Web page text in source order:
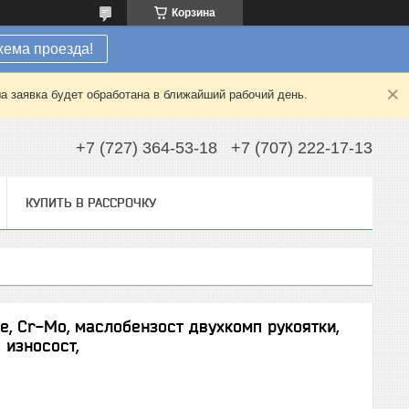
Корзина
проезда!
будет обработана в ближайший рабочий день.
+7 (727) 364-53-18 +7 (707) 222-17-13
КУПИТЬ В РАССРОЧКУ
Cr-Mo, маслобензост двухкомп рукоятки,